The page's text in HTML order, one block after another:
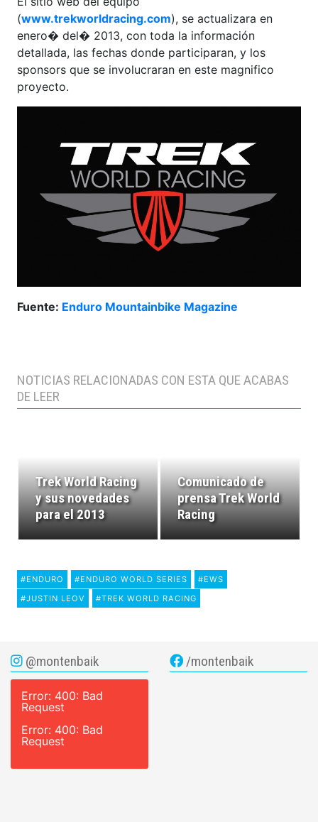
(www.trekworldracing.com), se actualizara en
enero� del� 2013, con toda la información
detallada, las fechas donde participaran, y los
sponsors que se involucraran en este magnifico
proyecto.
Fuente: Enduro Mountainbike Magazine
NOTICIAS RELACIONADAS CON ESTA QUE ACABAS
DE LEER
Trek World Racing
y sus novedades
para el 2013
Comunicado de
prensa Trek World
Racing
#ENDURO #ENDURO WORLD SERIES
#EWS
#JUSTIN LEOV
#TREK WORLD RACING
@montenbaik
Error: 400: Bad
Request
Error: 400: Bad
Request
/montenbaik